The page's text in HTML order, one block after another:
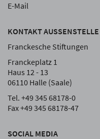
SOCIAL MEDIA
E-Mail
KONTAKT AUSSENSTELLE
Franckesche Stiftungen
Franckeplatz 1
Haus 12 - 13
06110 Halle (Saale)
Tel. +49 345 68178-0
Fax +49 345 68178-47